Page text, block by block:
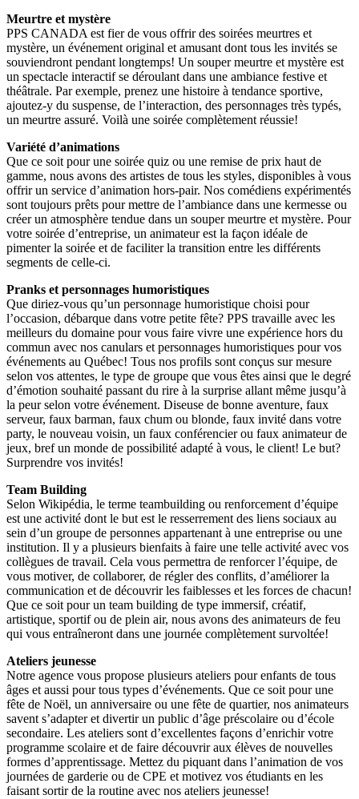
Meurtre et mystère
PPS CANADA est fier de vous offrir des soirées meurtres et
mystère, un événement original et amusant dont tous les invités se
souviendront pendant longtemps! Un souper meurtre et mystère est
un spectacle interactif se déroulant dans une ambiance festive et
théâtrale. Par exemple, prenez une histoire à tendance sportive,
ajoutez-y du suspense, de l’interaction, des personnages très typés,
un meurtre assuré. Voilà une soirée complètement réussie!
Variété d’animations
Que ce soit pour une soirée quiz ou une remise de prix haut de
gamme, nous avons des artistes de tous les styles, disponibles à vous
offrir un service d’animation hors-pair. Nos comédiens expérimentés
sont toujours prêts pour mettre de l’ambiance dans une kermesse ou
créer un atmosphère tendue dans un souper meurtre et mystère. Pour
votre soirée d’entreprise, un animateur est la façon idéale de
pimenter la soirée et de faciliter la transition entre les différents
segments de celle-ci.
Pranks et personnages humoristiques
Que diriez-vous qu’un personnage humoristique choisi pour
l’occasion, débarque dans votre petite fête? PPS travaille avec les
meilleurs du domaine pour vous faire vivre une expérience hors du
commun avec nos canulars et personnages humoristiques pour vos
événements au Québec! Tous nos profils sont conçus sur mesure
selon vos attentes, le type de groupe que vous êtes ainsi que le degré
d’émotion souhaité passant du rire à la surprise allant même jusqu’à
la peur selon votre événement. Diseuse de bonne aventure, faux
serveur, faux barman, faux chum ou blonde, faux invité dans votre
party, le nouveau voisin, un faux conférencier ou faux animateur de
jeux, bref un monde de possibilité adapté à vous, le client! Le but?
Surprendre vos invités!
Team Building
Selon Wikipédia, le terme teambuilding ou renforcement d’équipe
est une activité dont le but est le resserrement des liens sociaux au
sein d’un groupe de personnes appartenant à une entreprise ou une
institution. Il y a plusieurs bienfaits à faire une telle activité avec vos
collègues de travail. Cela vous permettra de renforcer l’équipe, de
vous motiver, de collaborer, de régler des conflits, d’améliorer la
communication et de découvrir les faiblesses et les forces de chacun!
Que ce soit pour un team building de type immersif, créatif,
artistique, sportif ou de plein air, nous avons des animateurs de feu
qui vous entraîneront dans une journée complètement survoltée!
Ateliers jeunesse
Notre agence vous propose plusieurs ateliers pour enfants de tous
âges et aussi pour tous types d’événements. Que ce soit pour une
fête de Noël, un anniversaire ou une fête de quartier, nos animateurs
savent s’adapter et divertir un public d’âge préscolaire ou d’école
secondaire. Les ateliers sont d’excellentes façons d’enrichir votre
programme scolaire et de faire découvrir aux élèves de nouvelles
formes d’apprentissage. Mettez du piquant dans l’animation de vos
journées de garderie ou de CPE et motivez vos étudiants en les
faisant sortir de la routine avec nos ateliers jeunesse!